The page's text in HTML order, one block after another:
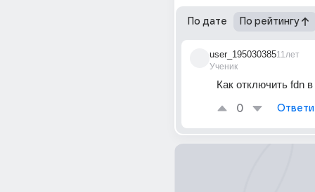
По дате По рейтингу
user_195030385
Ученик
11лет
Как отключить fdn
0